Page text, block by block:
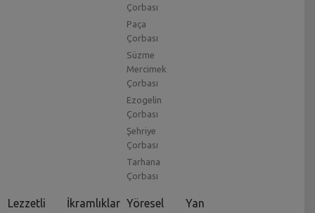
Çorbası
Paça
Çorbası
Süzme
Mercimek
Çorbası
Ezogelin
Çorbası
Şehriye
Çorbası
Tarhana
Çorbası
Lezzetli
İkramlıklar Yöresel
Yan